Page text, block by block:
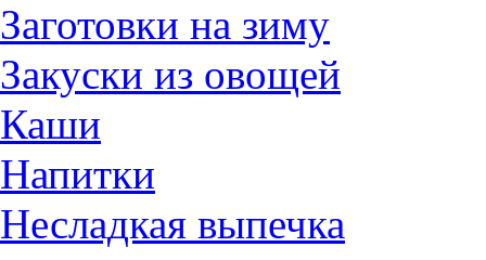
Заготовки на зиму
Закуски из овощей
Каши
Напитки
Несладкая выпечка